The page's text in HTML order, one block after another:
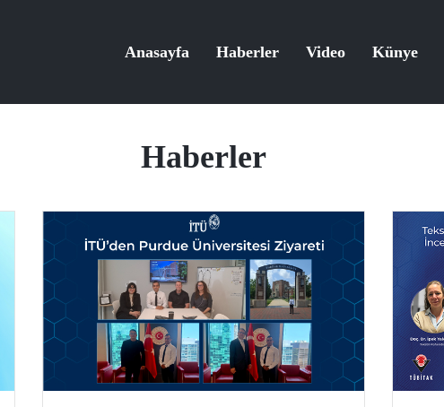
Anasayfa Haberler Video Künye
Haberler